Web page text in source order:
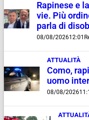
Rapinese e
vie. Più
parla di
08/08/202612:01
ATTUALITÀ
Como,
uomo
08/08/2026